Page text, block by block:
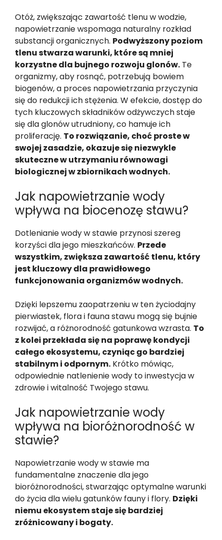
Otóż, zwiększając zawartość tlenu w wodzie,
napowietrzanie wspomaga naturalny rozkład
substancji organicznych. Podwyższony poziom
tlenu stwarza warunki, które są mniej
korzystne dla bujnego rozwoju glonów. Te
organizmy, aby rosnąć, potrzebują bowiem
biogenów, a proces napowietrzania przyczynia
się do redukcji ich stężenia. W efekcie, dostęp do
tych kluczowych składników odżywczych staje
się dla glonów utrudniony, co hamuje ich
proliferację. To rozwiązanie, choć proste w
swojej zasadzie, okazuje się niezwykle
skuteczne w utrzymaniu równowagi
biologicznej w zbiornikach wodnych.
Jak napowietrzanie wody
wpływa na biocenozę stawu?
Dotlenianie wody w stawie przynosi szereg
korzyści dla jego mieszkańców. Przede
wszystkim, zwiększa zawartość tlenu, który
jest kluczowy dla prawidłowego
funkcjonowania organizmów wodnych.
Dzięki lepszemu zaopatrzeniu w ten życiodajny
pierwiastek, flora i fauna stawu mogą się bujnie
rozwijać, a różnorodność gatunkowa wzrasta. To
z kolei przekłada się na poprawę kondycji
całego ekosystemu, czyniąc go bardziej
stabilnym i odpornym. Krótko mówiąc,
odpowiednie natlenienie wody to inwestycja w
zdrowie i witalność Twojego stawu.
Jak napowietrzanie wody
wpływa na bioróżnorodność w
stawie?
Napowietrzanie wody w stawie ma
fundamentalne znaczenie dla jego
bioróżnorodności, stwarzając optymalne warunki
do życia dla wielu gatunków fauny i flory. Dzięki
niemu ekosystem staje się bardziej
zróżnicowany i bogaty.